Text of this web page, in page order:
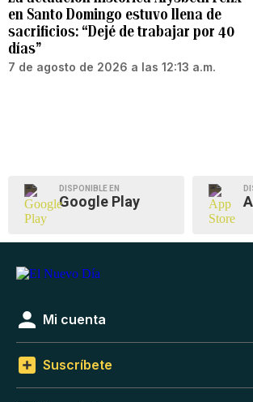
en Santo Domingo estuvo llena de
sacrificios: “Dejé de trabajar por 40
días”
7 de agosto de 2026 a las 12:13 a.m.
DISPONIBLE EN
Google Play
Mi cuenta
Suscríbete